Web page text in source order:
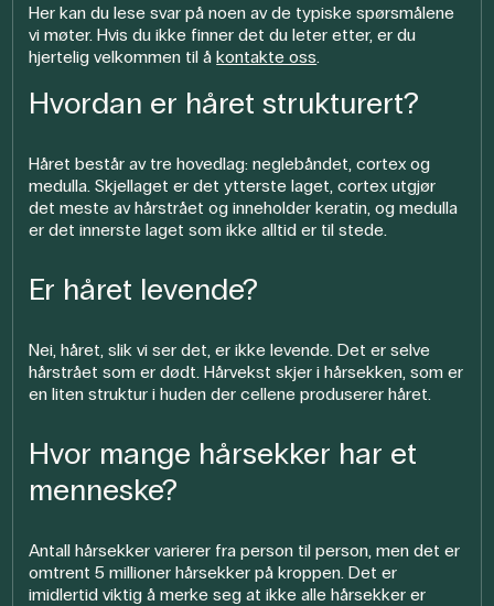
Her kan du lese svar på noen av de typiske spørsmålene
vi møter. Hvis du ikke finner det du leter etter, er du
hjertelig velkommen til åkontakte oss
Hvordan er håret strukturert?
Håret består av tre hovedlag: neglebåndet, cortex og
medulla. Skjellaget er det ytterste laget, cortex utgjør
det meste av hårstrået og inneholder keratin, og medulla
er det innerste laget som ikke alltid er til stede.
Er håret levende?
Nei, håret, slik vi ser det, er ikke levende. Det er selve
hårstrået som er dødt. Hårvekst skjer i hårsekken, som er
en liten struktur i huden der cellene produserer håret.
Hvor mange hårsekker har et
menneske?
Antall hårsekker varierer fra person til person, men det er
omtrent 5 millioner hårsekker på kroppen. Det er
imidlertid viktig å merke seg at ikke alle hårsekker er